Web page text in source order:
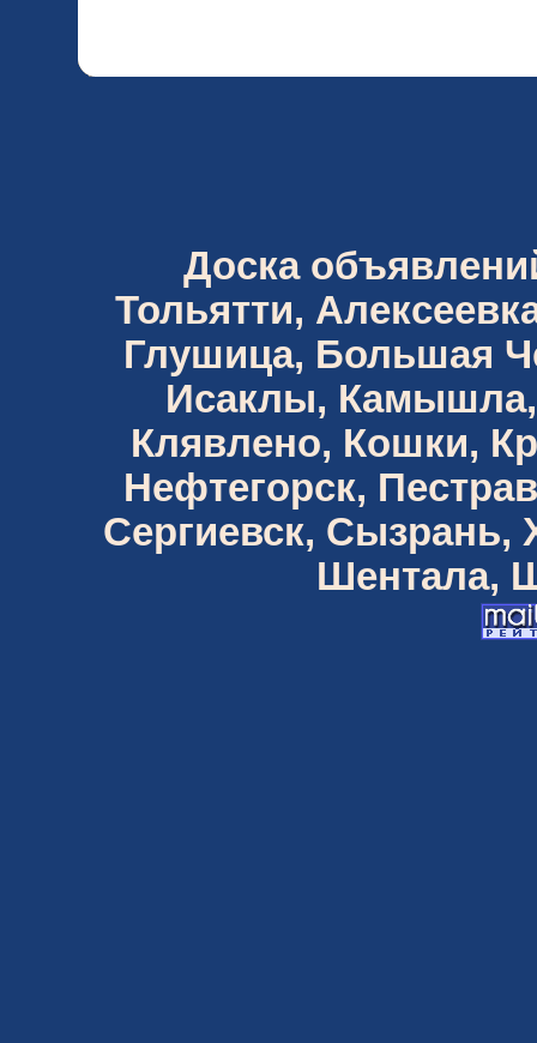
Доска
Тольятти,
Глушица, Большая
Исаклы, Камышла,
Клявлено, Кошки,
Нефтегорск,
Сергиевск,
Шентала,